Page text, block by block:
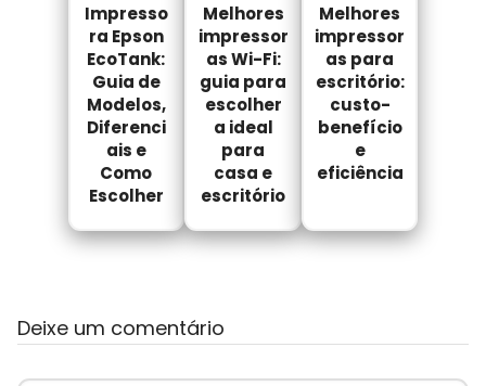
Impresso
ra Epson
EcoTank:
Guia de
Modelos,
Diferenci
ais e
Como
Escolher
Melhores
impressor
as Wi-Fi:
guia para
escolher
a ideal
para
casa e
escritório
Melhores
impressor
as para
escritório:
custo-
benefício
e
eficiência
Deixe um comentário